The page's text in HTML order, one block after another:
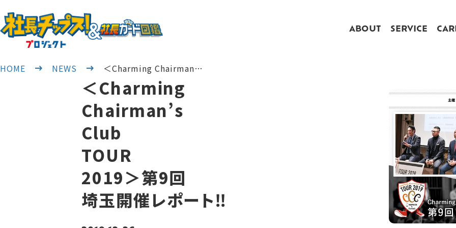
ABOUT SERVICE
HOME NEWS ＜Charming Chairman…
＜Charming
Chairman’s
Club
TOUR
2019＞第9回
埼玉開催レポート‼